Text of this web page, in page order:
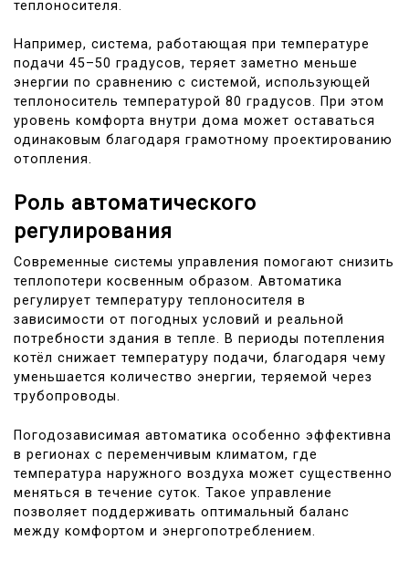
теплоносителя.
Например, система, работающая при температуре
подачи 45–50 градусов, теряет заметно меньше
энергии по сравнению с системой, использующей
теплоноситель температурой 80 градусов. При этом
уровень комфорта внутри дома может оставаться
одинаковым благодаря грамотному проектированию
отопления.
Роль автоматического
регулирования
Современные системы управления помогают снизить
теплопотери косвенным образом. Автоматика
регулирует температуру теплоносителя в
зависимости от погодных условий и реальной
потребности здания в тепле. В периоды потепления
котёл снижает температуру подачи, благодаря чему
уменьшается количество энергии, теряемой через
трубопроводы.
Погодозависимая автоматика особенно эффективна
в регионах с переменчивым климатом, где
температура наружного воздуха может существенно
меняться в течение суток. Такое управление
позволяет поддерживать оптимальный баланс
между комфортом и энергопотреблением.